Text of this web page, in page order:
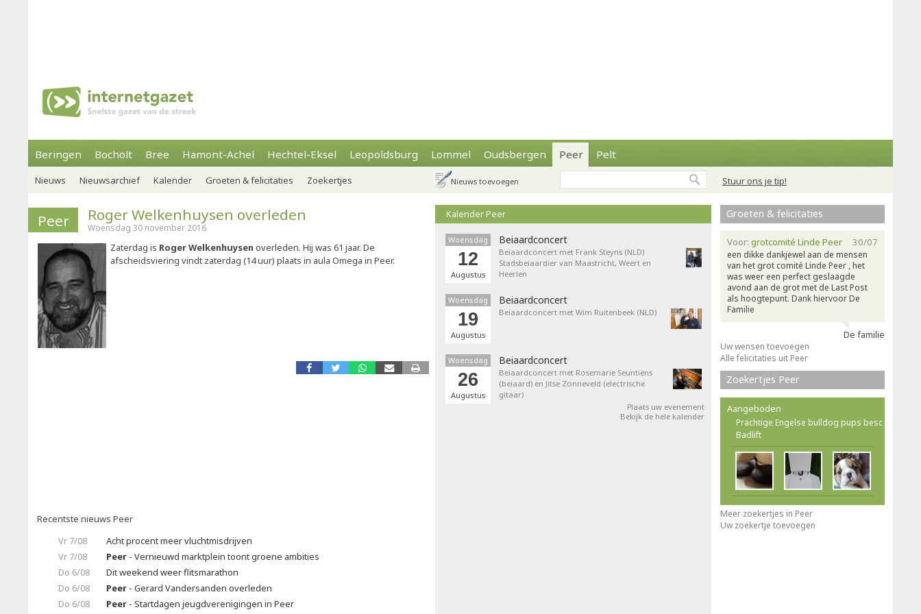
Beringen Bocholt Bree Hamont-Achel Hechtel-Eksel Leopoldsburg Lommel Oudsbergen Peer Pelt
Stuur ons je tip!
Nieuws Nieuwsarchief Kalender Groeten & felicitaties Zoekertjes Nieuws toevoegen
Peer Roger Welkenhuysen overleden
Woensdag 30 november 2016
Zaterdag is Roger Welkenhuysen overleden. Hij was 61 jaar. De
afscheidsviering vindt zaterdag (14 uur) plaats in aula Omega in Peer.
Recentste nieuws Peer
Vr 7/08
Acht procent meer vluchtmisdrijven
Vr 7/08
Peer - Vernieuwd marktplein toont groene ambities
Do 6/08
Dit weekend weer flitsmarathon
Do 6/08
Peer - Gerard Vandersanden overleden
Do 6/08
Peer - Startdagen jeugdverenigingen in Peer
Kalender Peer
Woensdag
12
Augustus
Beiaardconcert
Beiaardconcert met Frank Steyns (NLD)
Stadsbeiaardier van Maastricht, Weert en
Heerlen
Woensdag
19
Augustus
Beiaardconcert
Beiaardconcert met Wim Ruitenbeek (NLD)
Woensdag
26
Augustus
Beiaardconcert
Beiaardconcert met Rosemarie Seuntiëns
(beiaard) en Jitse Zonneveld (electrische
gitaar)
Plaats uw evenement
Bekijk de hele kalender
Groeten & felicitaties
30/07
Voor: grotcomité Linde Peer
een dikke dankjewel aan de mensen
van het grot comité Linde Peer , het
was weer een perfect geslaagde
avond aan de grot met de Last Post
als hoogtepunt. Dank hiervoor De
Familie
De familie
Uw wensen toevoegen
Alle felicitaties uit Peer
Zoekertjes Peer
Aangeboden
Prachtige Engelse bulldog pups besc
Badlift
Meer zoekertjes in Peer
Uw zoekertje toevoegen